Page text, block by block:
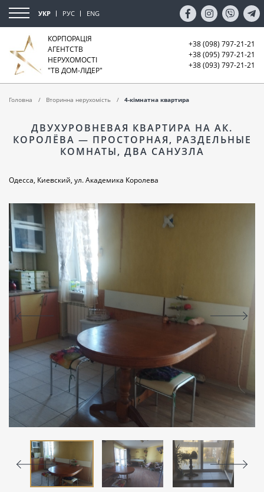
УКР РУС ENG
КОРПОРАЦІЯ
АГЕНТСТВ
НЕРУХОМОСТІ
"ТВ ДОМ-ЛІДЕР"
+38 (098) 797-21-21
+38 (095) 797-21-21
+38 (093) 797-21-21
Головна Вторинна нерухомість 4-кімнатна квартира
ДВУХУРОВНЕВАЯ КВАРТИРА НА АК.
КОРОЛЁВА — ПРОСТОРНАЯ, РАЗДЕЛЬНЫЕ
КОМНАТЫ, ДВА САНУЗЛА
Одесса, Киевский, ул. Академика Королева